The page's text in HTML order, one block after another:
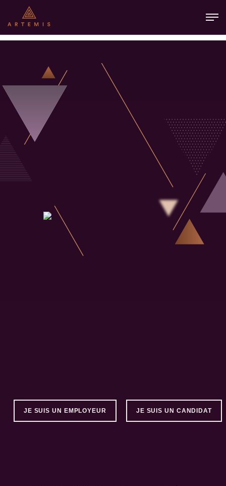
JE SUIS UN EMPLOYEUR JE SUIS UN CANDIDAT